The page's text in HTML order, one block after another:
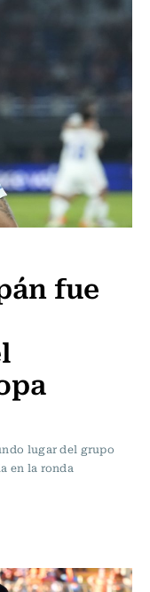
fue
lugar del grupo
en la ronda